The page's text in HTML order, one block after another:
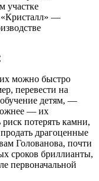
участке
«Кристалл» —
можно быстро
перевести на
обучение детям, —
— их
потерять камни,
драгоценные
Голованова, почти
сроков бриллианты,
первоначальной